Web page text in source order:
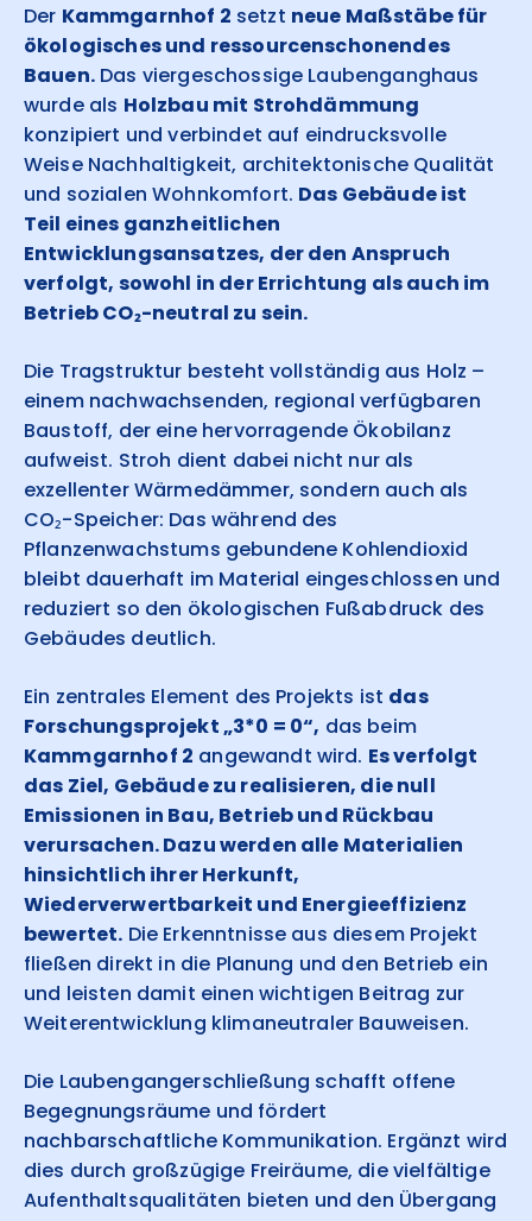
Der Kammgarnhof 2 setzt neue Maßstäbe für
ökologisches und ressourcenschonendes
Bauen.Das viergeschossige Laubenganghaus
wurde als Holzbau mit Strohdämmung
konzipiert und verbindet auf eindrucksvolle
Weise Nachhaltigkeit, architektonische Qualität
und sozialen Wohnkomfort. Das Gebäude ist
Teil eines ganzheitlichen
Entwicklungsansatzes, der den Anspruch
verfolgt, sowohl in der Errichtung als auch im
Betrieb CO₂-neutral zu sein.
Die Tragstruktur besteht vollständig aus Holz –
einem nachwachsenden, regional verfügbaren
Baustoff, der eine hervorragende Ökobilanz
aufweist. Stroh dient dabei nicht nur als
exzellenter Wärmedämmer, sondern auch als
CO₂-Speicher: Das während des
Pflanzenwachstums gebundene Kohlendioxid
bleibt dauerhaft im Material eingeschlossen und
reduziert so den ökologischen Fußabdruck des
Gebäudes deutlich.
Ein zentrales Element des Projekts ist das
Forschungsprojekt „3*0 = 0“, das beim
Kammgarnhof 2 angewandt wird. Es verfolgt
das Ziel, Gebäude zu realisieren, die null
Emissionen in Bau, Betrieb und Rückbau
verursachen. Dazu werden alle Materialien
hinsichtlich ihrer Herkunft,
Wiederverwertbarkeit und Energieeffizienz
bewertet. Die Erkenntnisse aus diesem Projekt
fließen direkt in die Planung und den Betrieb ein
und leisten damit einen wichtigen Beitrag zur
Weiterentwicklung klimaneutraler Bauweisen.
Die Laubengangerschließung schafft offene
Begegnungsräume und fördert
nachbarschaftliche Kommunikation. Ergänzt wird
dies durch großzügige Freiräume, die vielfältige
Aufenthaltsqualitäten bieten und den Übergang